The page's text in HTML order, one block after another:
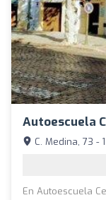
Autoescuela
C. Medina, 73 -
En Autoescuela